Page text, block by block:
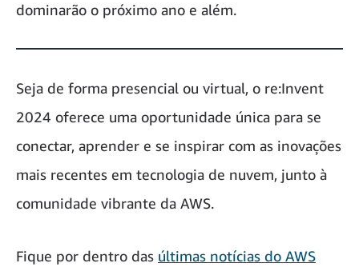
dominarão o próximo ano e além.
Seja de forma presencial ou virtual, o re:Invent
2024 oferece uma oportunidade única para se
conectar, aprender e se inspirar com as inovações
mais recentes em tecnologia de nuvem, junto à
comunidade vibrante da AWS.
Fique por dentro das últimas notícias do AWS